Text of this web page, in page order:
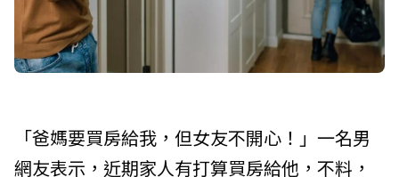
「爸媽要買房給我，但女友不開心！」一名男
網友表示，近期家人有打算買房給他，不料，